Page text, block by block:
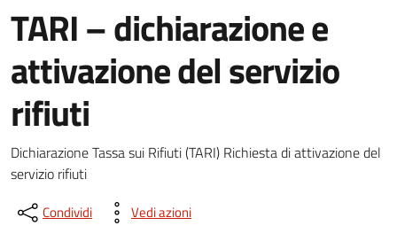
TARI – dichiarazione e
attivazione del servizio
rifiuti
Dettagli del documento
Dichiarazione Tassa sui Rifiuti (TARI) Richiesta di attivazione del
servizio rifiuti
Condividi Vedi azioni